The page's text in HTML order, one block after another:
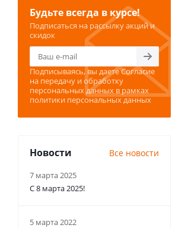
Будьте всегда в курсе!
Подписаться на рассылку акций и
скидок
Подписываясь, вы даетеСогласие
на передачу и обработку
персональных данных в рамках
политики персональных данных
Новости Все новости
7 марта 2025
С 8 марта 2025!
5 марта 2022